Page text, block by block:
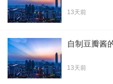
13天前
自制豆瓣酱
13天前